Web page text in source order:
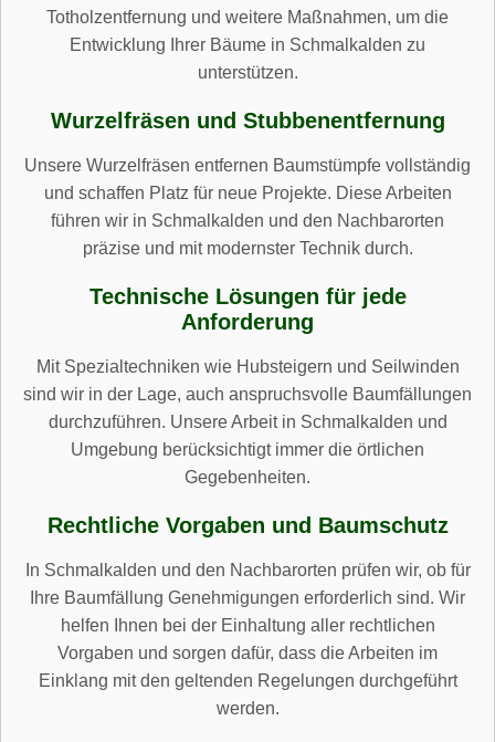
Totholzentfernung und weitere Maßnahmen, um die
Entwicklung Ihrer Bäume in Schmalkalden zu
unterstützen.
Wurzelfräsen und Stubbenentfernung
Unsere Wurzelfräsen entfernen Baumstümpfe vollständig
und schaffen Platz für neue Projekte. Diese Arbeiten
führen wir in Schmalkalden und den Nachbarorten
präzise und mit modernster Technik durch.
Technische Lösungen für jede
Anforderung
Mit Spezialtechniken wie Hubsteigern und Seilwinden
sind wir in der Lage, auch anspruchsvolle Baumfällungen
durchzuführen. Unsere Arbeit in Schmalkalden und
Umgebung berücksichtigt immer die örtlichen
Gegebenheiten.
Rechtliche Vorgaben und Baumschutz
In Schmalkalden und den Nachbarorten prüfen wir, ob für
Ihre Baumfällung Genehmigungen erforderlich sind. Wir
helfen Ihnen bei der Einhaltung aller rechtlichen
Vorgaben und sorgen dafür, dass die Arbeiten im
Einklang mit den geltenden Regelungen durchgeführt
werden.